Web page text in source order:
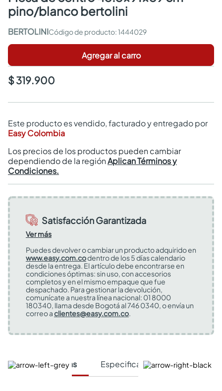
pino/blanco bertolini
BERTOLINI :1444029
Agregar al carro
$ 319.900
Este producto es vendido, facturado y entregado por
Easy Colombia
Los precios de los productos pueden cambiar
dependiendo de la regiónAplican Términos y
Condiciones.
Satisfacción Garantizada
Ver más
Puedes devolver o cambiar un producto adquirido en
www.easy.com.codentro de los 5 días calendario
desde la entrega. El artículo debe encontrarse en
condiciones óptimas: sin uso, con accesorios
completos y en el mismo empaque que fue
despachado. Para gestionar la devolución,
comunícate a nuestra línea nacional: 01 8000
180340, llama desde Bogotá al 746 0340, o envía un
correo aclientes@easy.com.co.
Características Especificaciones Técnicas